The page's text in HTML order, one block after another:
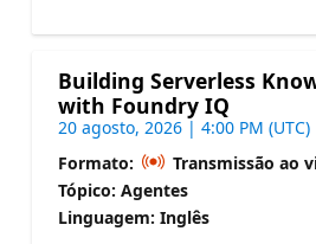
Building Serverless
with Foundry IQ
20 agosto, 2026 | 4:00 PM (UTC)
Formato:
Transmissão ao
Tópico: Agentes
Linguagem: Inglês